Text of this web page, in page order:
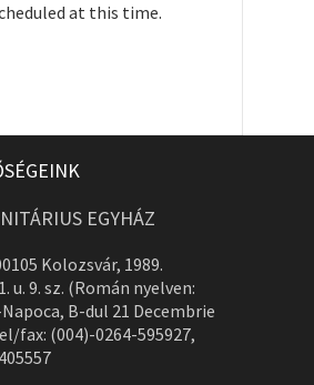
at this time.
EGYHÁZ
Kolozsvár, 1989.
u. 9. sz. (Román nyelven:
B-dul 21 Decembrie
fax: (004)-0264-595927,